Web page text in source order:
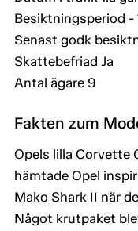
Besiktningsperiod
Senast godk
Skattebefriad Ja
Antal ägare 9
Fakten zum
Opels lilla Corvette
hämtade Opel
Mako Shark II när
Något krutpaket